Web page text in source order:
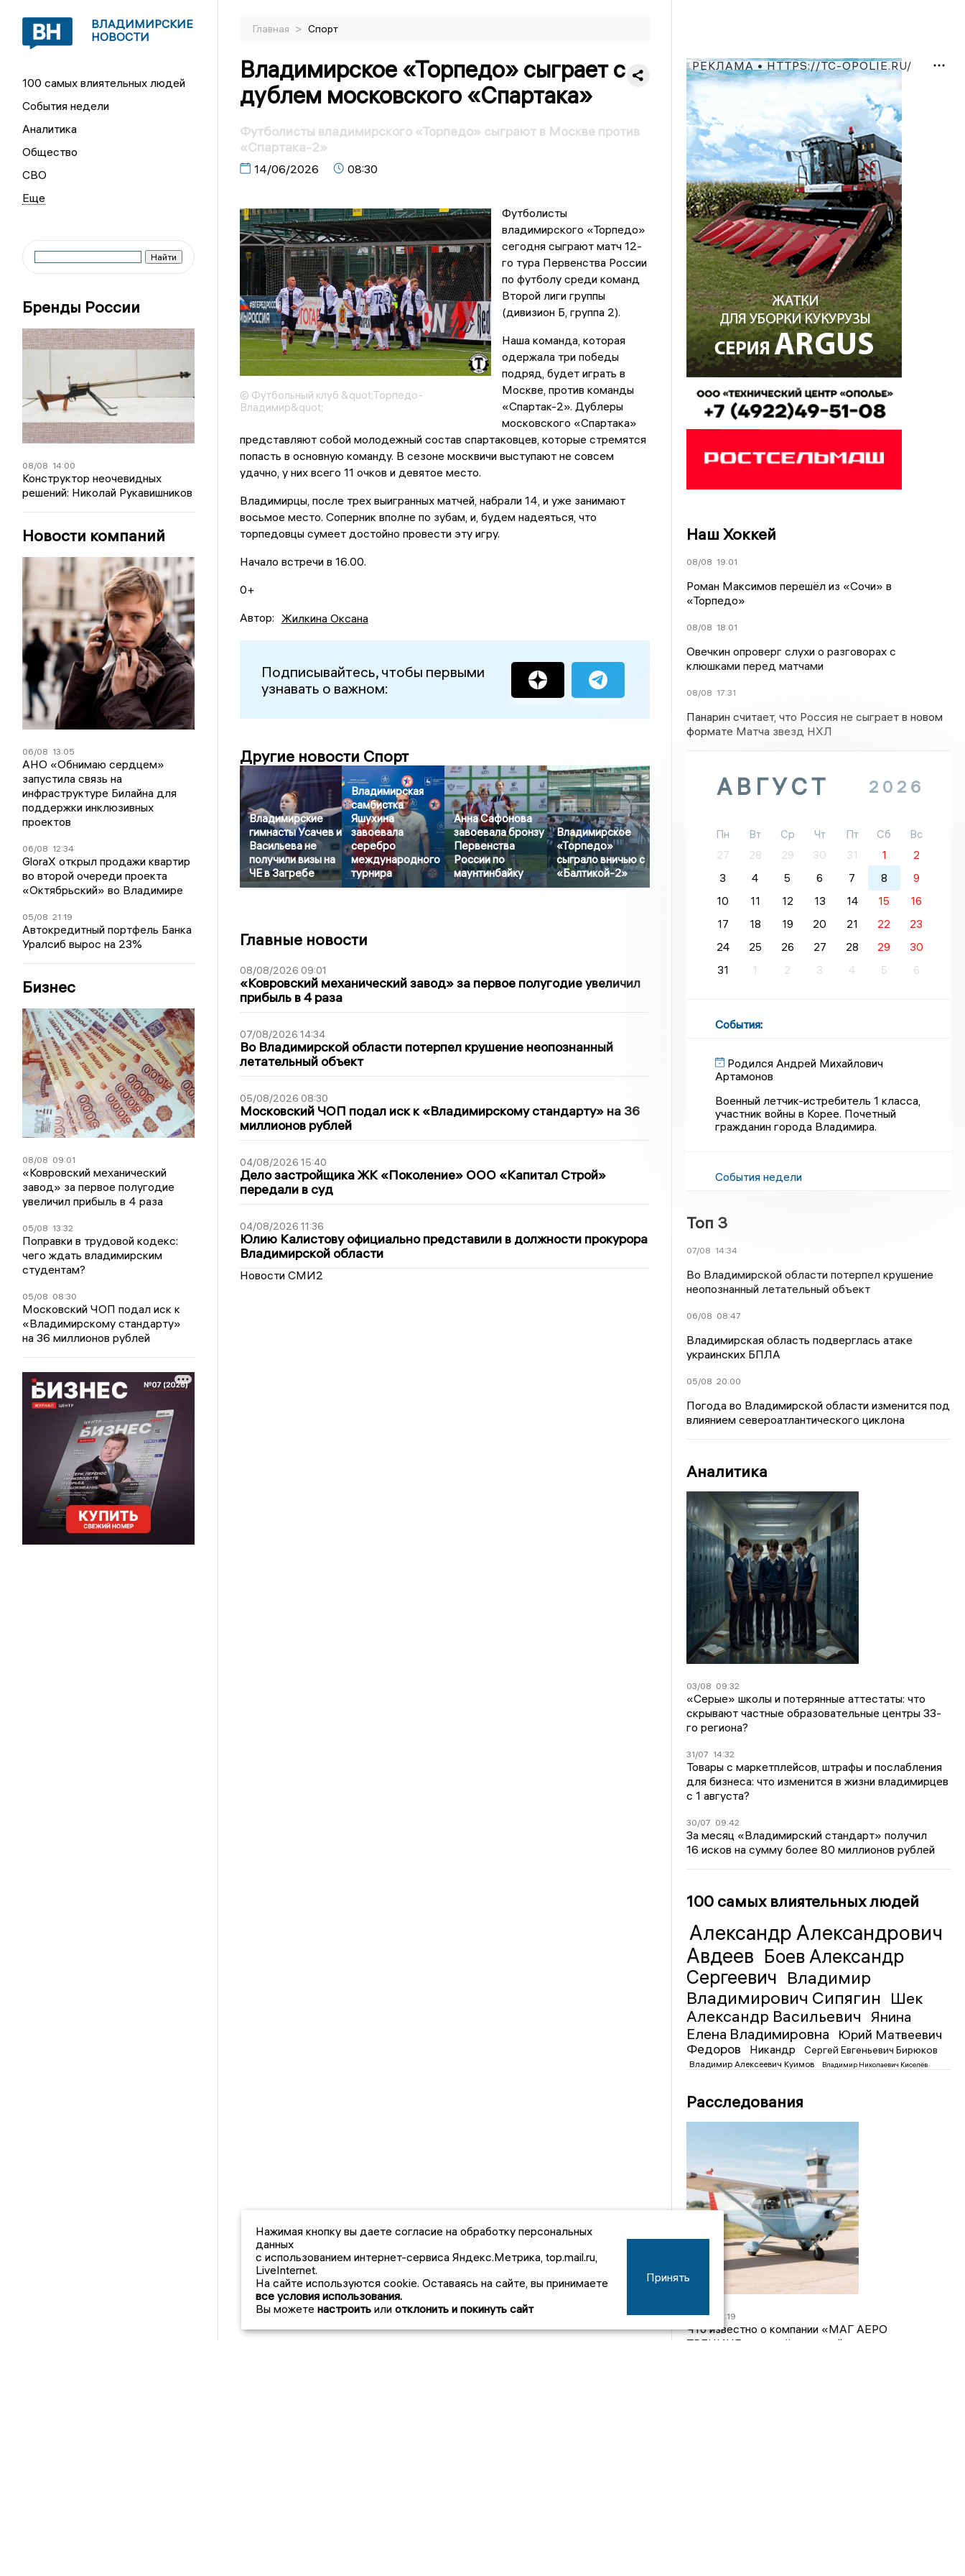
ВЛАДИМИРСКИЕ
НОВОСТИ
100 самых влиятельных людей
События недели
Аналитика
Общество
СВО
Бренды России
08/08 14:00
Конструктор неочевидных
решений: Николай Рукавишников
Новости компаний
06/08 13:05
АНО «Обнимаю сердцем»
запустила связь на
инфраструктуре Билайна для
поддержки инклюзивных
проектов
06/08 12:34
GloraX открыл продажи квартир
во второй очереди проекта
«Октябрьский» во Владимире
05/08 21:19
Автокредитный портфель Банка
Уралсиб вырос на 23%
Бизнес
08/08 09:01
«Ковровский механический
завод» за первое полугодие
увеличил прибыль в 4 раза
05/08 13:32
Поправки в трудовой кодекс:
чего ждать владимирским
студентам?
05/08 08:30
Московский ЧОП подал иск к
«Владимирскому стандарту»
на 36 миллионов рублей
Главная > Спорт
Владимирское «Торпедо» сыграет с
дублем московского «Спартака»
Футболисты владимирского «Торпедо» сыграют в Москве против
«Спартака-2»
14/06/2026 08:30
© Футбольный клуб &quot;Торпедо-
Владимир&quot;
Футболисты
владимирского «Торпедо»
сегодня сыграют матч 12-
го тура Первенства России
по футболу среди команд
Второй лиги группы
(дивизион Б, группа 2).
Наша команда, которая
одержала три победы
подряд, будет играть в
Москве, против команды
«Спартак-2». Дублеры
московского «Спартака»
представляют собой молодежный состав спартаковцев, которые стремятся
попасть в основную команду. В сезоне москвичи выступают не совсем
удачно, у них всего 11 очков и девятое место.
Владимирцы, после трех выигранных матчей, набрали 14, и уже занимают
восьмое место. Соперник вполне по зубам, и, будем надеяться, что
торпедовцы сумеет достойно провести эту игру.
Начало встречи в 16.00.
0+
Автор: Жилкина Оксана
Подписывайтесь, чтобы первыми
узнавать о важном:
Другие новости Спорт
Владимирские
гимнасты Усачев и
Васильева не
получили визы на
ЧЕ в Загребе
Владимирская
самбистка
Яшухина
завоевала
серебро
международного
турнира
Анна Сафонова
завоевала бронзу
Первенства
России по
маунтинбайку
Владимирское
«Торпедо»
сыграло вничью с
«Балтикой-2»
Главные новости
08/08/2026 09:01
«Ковровский механический завод» за первое полугодие увеличил
прибыль в 4 раза
07/08/2026 14:34
Во Владимирской области потерпел крушение неопознанный
летательный объект
05/08/2026 08:30
Московский ЧОП подал иск к «Владимирскому стандарту» на 36
миллионов рублей
04/08/2026 15:40
Дело застройщика ЖК «Поколение» ООО «Капитал Строй»
передали в суд
04/08/2026 11:36
Юлию Калистову официально представили в должности прокурора
Владимирской области
Новости СМИ2
РЕКЛАМА • HTTPS://TC-OPOLIE.RU/
Наш Хоккей
08/08 19:01
Роман Максимов перешёл из «Сочи» в
«Торпедо»
08/08 18:01
Овечкин опроверг слухи о разговорах с
клюшками перед матчами
08/08 17:31
Панарин считает, что Россия не сыграет в новом
формате Матча звезд НХЛ
АВГУСТ 2026
Пн Вт Ср Чт Пт Сб
Вс
27
28 29 30 31 1
2
3
4 5 6 7 8
9
10
11 12 13 14 15
16
17
18 19 20 21 22
23
24
25 26 27 28 29
30
31
1 2 3 4 5 6
События:
Родился Андрей Михайлович
Артамонов
Военный летчик-истребитель 1 класса,
участник войны в Корее. Почетный
гражданин города Владимира.
События недели
Топ 3
07/08 14:34
Во Владимирской области потерпел крушение
неопознанный летательный объект
06/08 08:47
Владимирская область подверглась атаке
украинских БПЛА
05/08 20:00
Погода во Владимирской области изменится под
влиянием североатлантического циклона
Аналитика
03/08 09:32
«Серые» школы и потерянные аттестаты: что
скрывают частные образовательные центры 33-
го региона?
31/07 14:32
Товары с маркетплейсов, штрафы и послабления
для бизнеса: что изменится в жизни владимирцев
с 1 августа?
30/07 09:42
За месяц «Владимирский стандарт» получил
16 исков на сумму более 80 миллионов рублей
100 самых влиятельных людей
Александр Александрович
Авдеев Боев Александр
Сергеевич Владимир
Владимирович Сипягин Шек
Александр Васильевич
Янина
Елена Владимировна
Юрий Матвеевич
Федоров
Никандр Сергей Евгеньевич Бирюков
Владимир Алексеевич Куимов Владимир Николаевич Киселёв
Расследования
07/08 16:19
Что известно о компании «МАГ АЕРО
ТРЕНИНГ», самолёт которой потерпел крушение
Нажимая кнопку вы даете согласие на обработку персональных
данных
с использованием интернет-сервиса Яндекс.Метрика, top.mail.ru,
LiveInternet.
На сайте используются cookie. Оставаясь на сайте, вы принимаете
все условия использования.
Вы можете настроить или отклонить и покинуть сайт
Принять